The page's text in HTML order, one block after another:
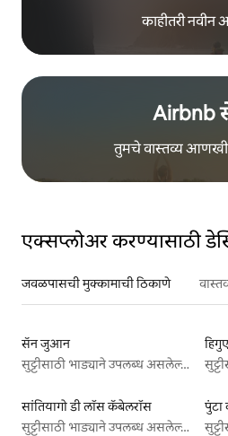
काहीतरी नवीन
Airbnb
तुमचे वास्तव्य
एक्सप्लोअर करण्यासाठी
जवळपासची मुक्कामाची ठिकाणे
सॅन जुआन
सुट्टीसाठी भाड्याने उपलब्ध असलेल्या जागा
हिगुए
सांतियागो डी लॉस कॅबेलरॉस
सुट्टीसाठी भाड्याने उपलब्ध असलेल्या जागा
पुंटा